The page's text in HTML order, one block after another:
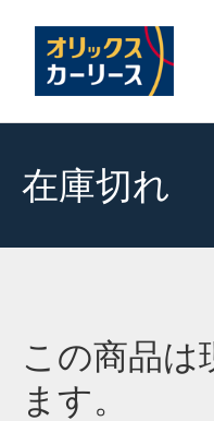
在庫切れ
この商品は
ます。